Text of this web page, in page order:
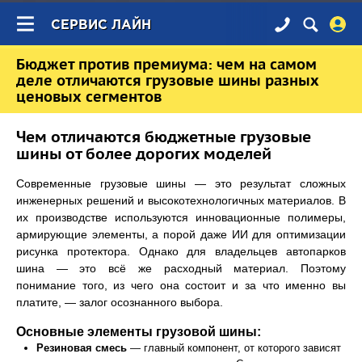
×
СЕРВИС ЛАЙН
Бюджет против премиума: чем на самом
деле отличаются грузовые шины разных
ценовых сегментов
Чем отличаются бюджетные грузовые
шины от более дорогих моделей
Современные грузовые шины — это результат сложных
инженерных решений и высокотехнологичных материалов. В
их производстве используются инновационные полимеры,
армирующие элементы, а порой даже ИИ для оптимизации
рисунка протектора. Однако для владельцев автопарков
шина — это всё же расходный материал. Поэтому
понимание того, из чего она состоит и за что именно вы
платите, — залог осознанного выбора.
Основные элементы грузовой шины:
Резиновая смесь — главный компонент, от которого зависят